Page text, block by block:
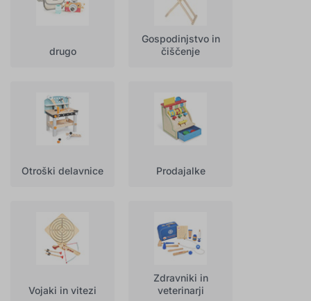
drugo
Gospodinjstvo in
čiščenje
Otroški delavnice Prodajalke
Vojaki in vitezi
Zdravniki in
veterinarji